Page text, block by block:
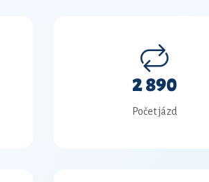
2 890
Počet jázd